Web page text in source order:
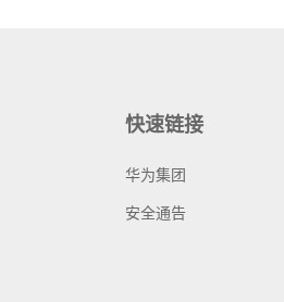
快速链接
华为集团
安全通告